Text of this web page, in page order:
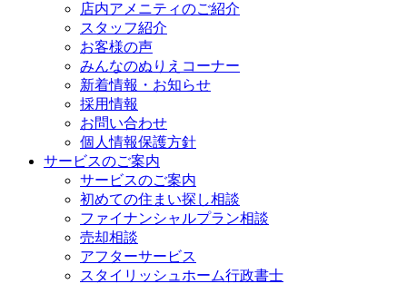
店内アメニティのご紹介
スタッフ紹介
お客様の声
みんなのぬりえコーナー
新着情報・お知らせ
採用情報
お問い合わせ
個人情報保護方針
サービスのご案内
サービスのご案内
初めての住まい探し相談
ファイナンシャルプラン相談
売却相談
アフターサービス
スタイリッシュホーム行政書士